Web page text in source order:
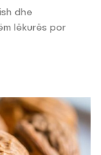
dhe
lëkurës por